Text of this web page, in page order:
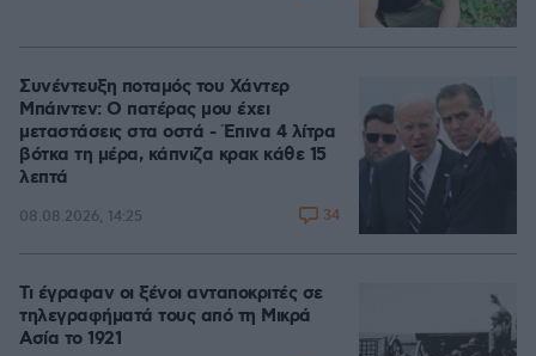
Συνέντευξη ποταμός του Χάντερ
Μπάιντεν: Ο πατέρας μου έχει
μεταστάσεις στα οστά - Έπινα 4 λίτρα
βότκα τη μέρα, κάπνιζα κρακ κάθε 15
λεπτά
08.08.2026, 14:25 34
Τι έγραφαν οι ξένοι ανταποκριτές σε
τηλεγραφήματά τους από τη Μικρά
Ασία το 1921